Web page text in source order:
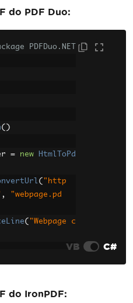
do PDF Duo:
PDFDuo.NET
()
= new
HtmlToPd
( "http
,
"webpage.pd
( "Webpage c
VB C#
do IronPDF: